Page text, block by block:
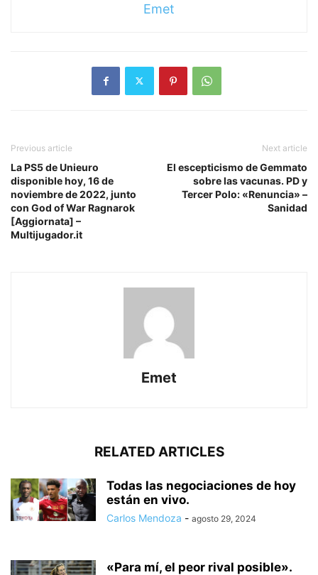
Emet
Previous article
La PS5 de Unieuro
disponible hoy, 16 de
noviembre de 2022, junto
con God of War Ragnarok
[Aggiornata] –
Multijugador.it
Next article
El escepticismo de Gemmato
sobre las vacunas. PD y
Tercer Polo: «Renuncia» –
Sanidad
Emet
RELATED ARTICLES
Todas las negociaciones de hoy
están en vivo.
Carlos Mendoza - agosto 29, 2024
«Para mí, el peor rival posible».